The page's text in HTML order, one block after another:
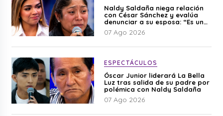
Naldy Saldaña niega relación
con César Sánchez y evalúa
denunciar a su esposa: “Es una
difamación”
07 Ago 2026
ESPECTÁCULOS
Óscar Junior liderará La Bella
Luz tras salida de su padre por
polémica con Naldy Saldaña
07 Ago 2026